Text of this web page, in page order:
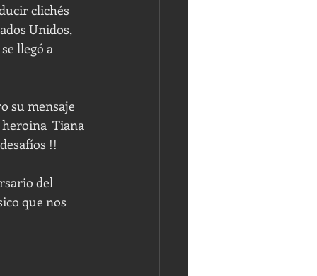
clichés
Unidos,
llegó a
su mensaje
Tiana
!!
del
que nos